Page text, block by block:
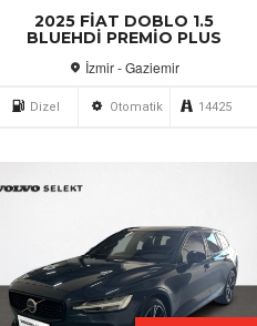
2025 FIAT DOBLO 1.5
BLUEHDI PREMIO PLUS
İzmir - Gaziemir
Dizel Otomatik 14425